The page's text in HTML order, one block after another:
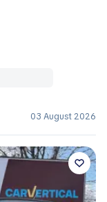
03 August 2026